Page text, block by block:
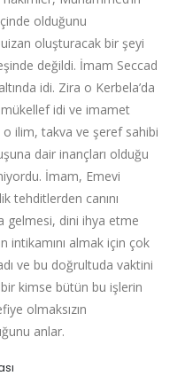
olduğunu
oluşturacak bir şeyi
değildi. İmam Seccad
idi. Zira o Kerbela’da
mükellef idi ve imamet
o ilim, takva ve şeref sahibi
dair inançları olduğu
İmam, Emevi
tehditlerden canını
gelmesi, dini ihya etme
intikamını almak için çok
ve bu doğrultuda vaktini
kimse bütün bu işlerin
olmaksızın
anlar.